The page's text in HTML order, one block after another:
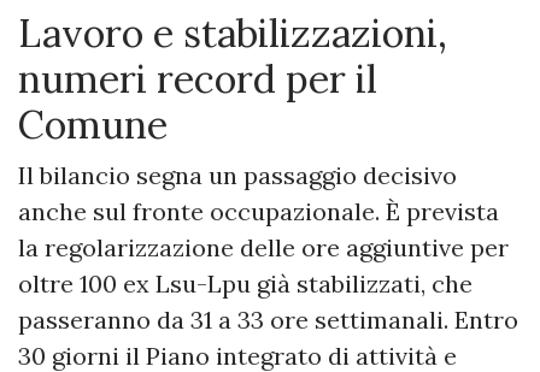
Lavoro e stabilizzazioni,
numeri record per il
Comune
Il bilancio segna un passaggio decisivo
anche sul fronte occupazionale. È prevista
la regolarizzazione delle ore aggiuntive per
oltre 100 ex Lsu-Lpu già stabilizzati, che
passeranno da 31 a 33 ore settimanali. Entro
30 giorni il Piano integrato di attività e